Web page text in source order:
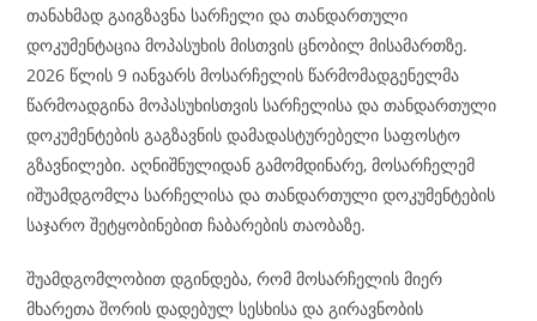
თანახმად გაიგზავნა სარჩელი და თანდართული
დოკუმენტაცია მოპასუხის მისთვის ცნობილ მისამართზე.
2026 წლის 9 იანვარს მოსარჩელის წარმომადგენელმა
წარმოადგინა მოპასუხისთვის სარჩელისა და თანდართული
დოკუმენტების გაგზავნის დამადასტურებელი საფოსტო
გზავნილები. აღნიშნულიდან გამომდინარე, მოსარჩელემ
იშუამდგომლა სარჩელისა და თანდართული დოკუმენტების
საჯარო შეტყობინებით ჩაბარების თაობაზე.
შუამდგომლობით დგინდება, რომ მოსარჩელის მიერ
მხარეთა შორის დადებულ სესხისა და გირავნობის